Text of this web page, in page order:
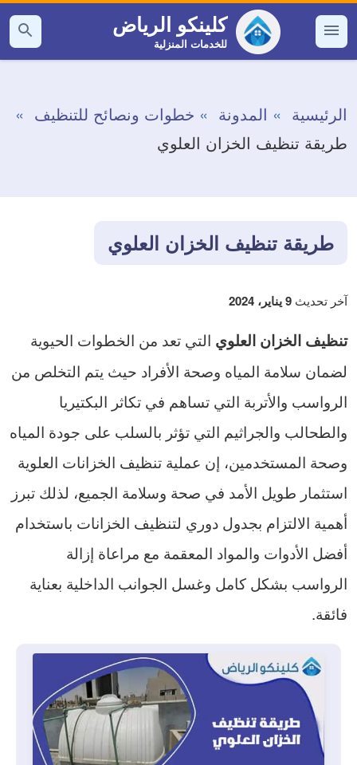
التجاوز
إلى القائمة
كلينكو الرياض
للخدمات المنزلية
بحث
عن
الرئيسية المدونة
خطوات ونصائح للتنظيف
طريقة تنظيف الخزان العلوي
طريقة تنظيف الخزان العلوي
آخر تحديث 9 يناير، 2024
تنظيف الخزان العلوي التي تعد من الخطوات الحيوية
لضمان سلامة المياه وصحة الأفراد حيث يتم التخلص من
الرواسب والأتربة التي تساهم في تكاثر البكتيريا
والطحالب والجراثيم التي تؤثر بالسلب على جودة المياه
وصحة المستخدمين، إن عملية تنظيف الخزانات العلوية
استثمار طويل الأمد في صحة وسلامة الجميع، لذلك تبرز
أهمية الالتزام بجدول دوري لتنظيف الخزانات باستخدام
أفضل الأدوات والمواد المعقمة مع مراعاة إزالة
الرواسب بشكل كامل وغسل الجوانب الداخلية بعناية
فائقة.